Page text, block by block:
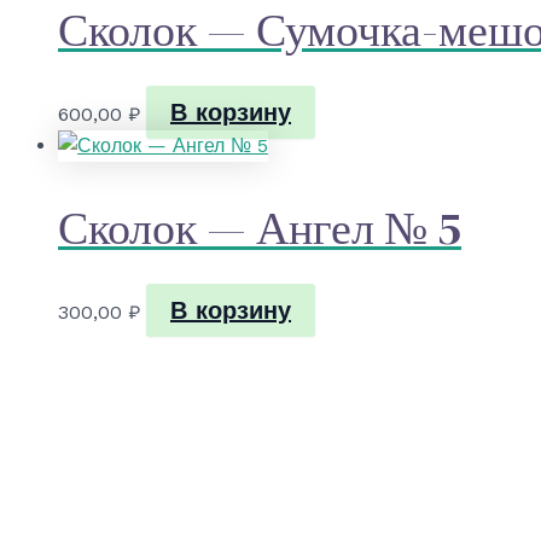
Сколок — Сумочка-
600,00 ₽ В корзину
Сколок — Ангел № 5
300,00 ₽ В корзину